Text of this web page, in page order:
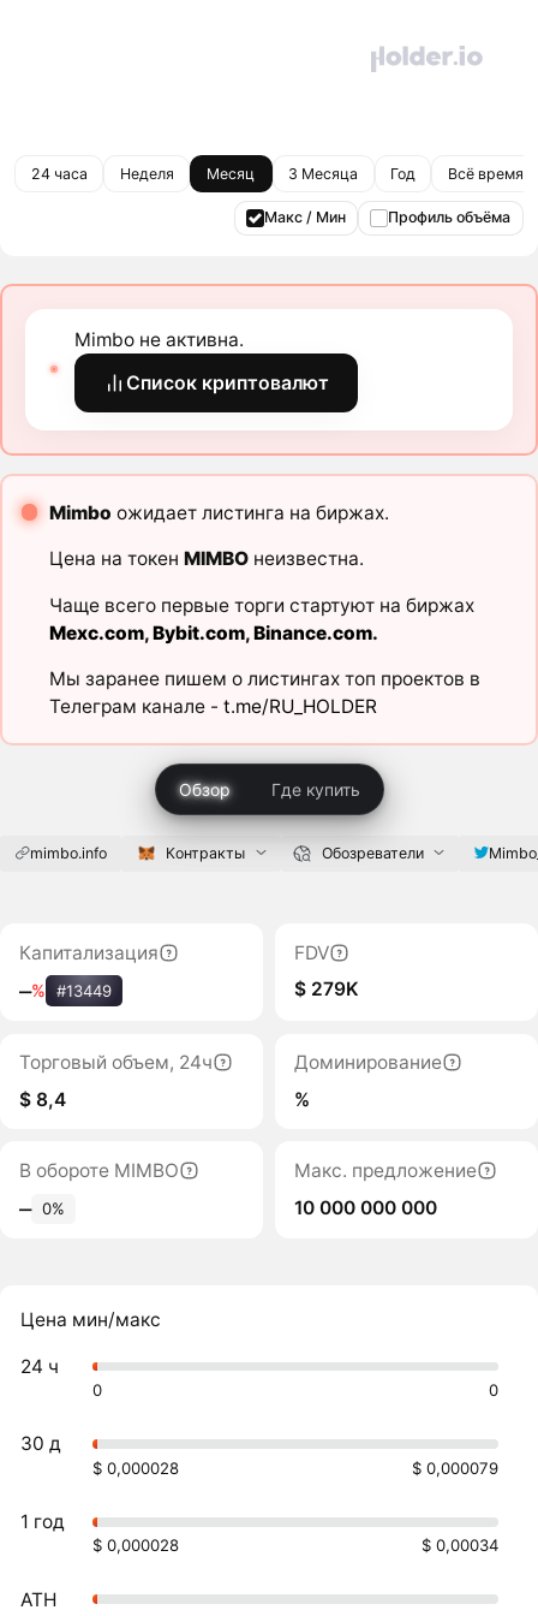
24 часа Неделя Месяц 3 Месяца Год Всё время
Макс / Мин Профиль объёма
Mimbo не активна.
Список криптовалют
Mimbo ожидает листинга на биржах.
Цена на токен MIMBOнеизвестна.
Чаще всего первые торги стартуют на биржах
Mexc.com,Bybit.com,Binance.com.
Мы заранее пишем о листингах топ проектов в
Телеграм канале - t.me/RU_HOLDER
Обзор Где купить
mimbo.info Контракты Обозреватели
Капитализация
‒% #13449
FDV
$ 279K
Торговый объем, 24ч
$ 8,4
Доминирование
%
В обороте MIMBO
‒ 0%
Макс. предложение
10 000 000 000
Цена мин/макс
24 ч
0 0
30 д
$ 0,000028 $ 0,000079
1 год
$ 0,000028 $ 0,00034
ATH